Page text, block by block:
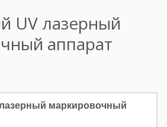
UV лазерный
аппарат
маркировочный